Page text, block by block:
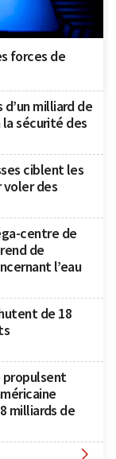
forces de
milliard de
sécurité des
ciblent les
voler des
centre de
de
l’eau
de 18
propulsent
milliards de
